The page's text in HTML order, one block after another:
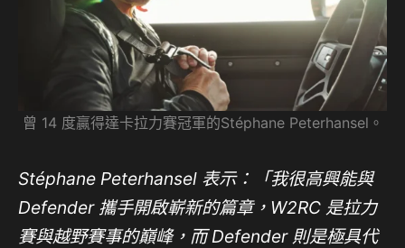
曾 14 度贏得達卡拉力賽冠軍的Stéphane Peterhansel。
Stéphane Peterhansel 表示：「我很高興能與
Defender 攜手開啟嶄新的篇章，W2RC 是拉力
賽與越野賽事的巔峰，而 Defender 則是極具代